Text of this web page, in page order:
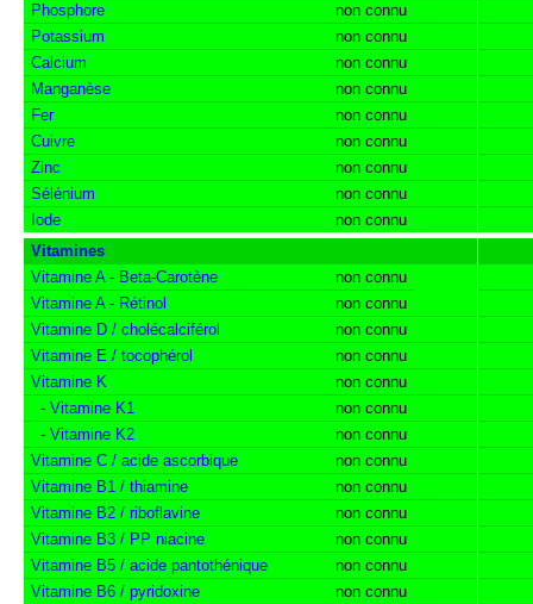
Phosphore
non connu
Potassium
non connu
Calcium
non connu
Manganèse
non connu
Fer
non connu
Cuivre
non connu
Zinc
non connu
Sélénium
non connu
Iode
non connu
Vitamines
Vitamine A - Beta-Carotène
non connu
Vitamine A - Rétinol
non connu
Vitamine D / cholécalciférol
non connu
Vitamine E / tocophérol
non connu
Vitamine K
non connu
- Vitamine K1
non connu
- Vitamine K2
non connu
Vitamine C / acide ascorbique
non connu
Vitamine B1 / thiamine
non connu
Vitamine B2 / riboflavine
non connu
Vitamine B3 / PP niacine
non connu
Vitamine B5 / acide pantothénique
non connu
Vitamine B6 / pyridoxine
non connu